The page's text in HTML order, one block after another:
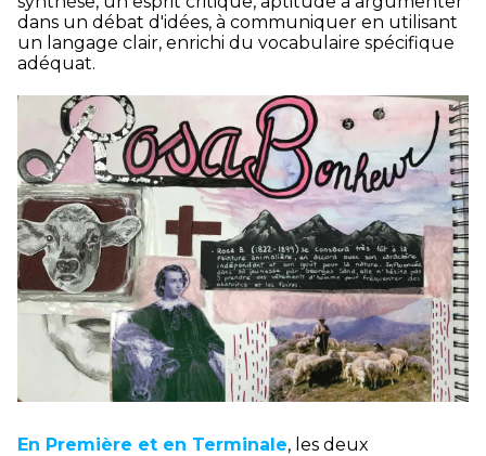
dans un débat d'idées, à communiquer en utilisant
un langage clair, enrichi du vocabulaire spécifique
adéquat.
En Première et en Terminale, les deux